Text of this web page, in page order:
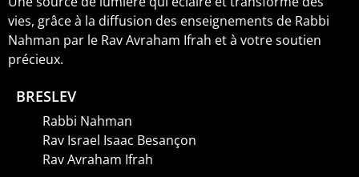
vies, grâce à la diffusion des enseignements de Rabbi
Nahman par le Rav Avraham Ifrah et à votre soutien
précieux.
BRESLEV
Rabbi Nahman
Rav Israel Isaac Besançon
Rav Avraham Ifrah